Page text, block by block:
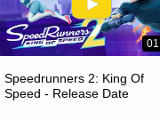
Speedrunners 2: King Of
Speed - Release Date